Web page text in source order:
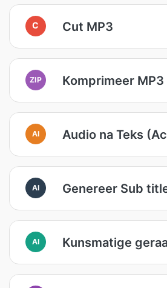
C Cut MP3
ZIP Komprimeer MP3
AI Audio na Teks
AI Genereer Sub
AI Kunsmatige